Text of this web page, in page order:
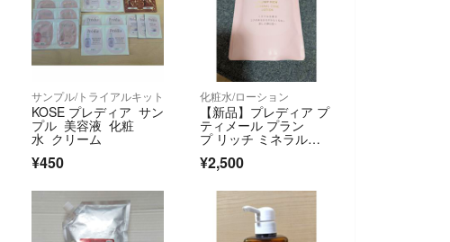
サンプル/トライアルキット
KOSE プレディア サン
プル 美容液 化粧
水 クリーム
¥450
化粧水/ローション
【新品】プレディア プ
ティメール プラン
プ リッチ ミネラルコ
ンク ローション
¥2,500